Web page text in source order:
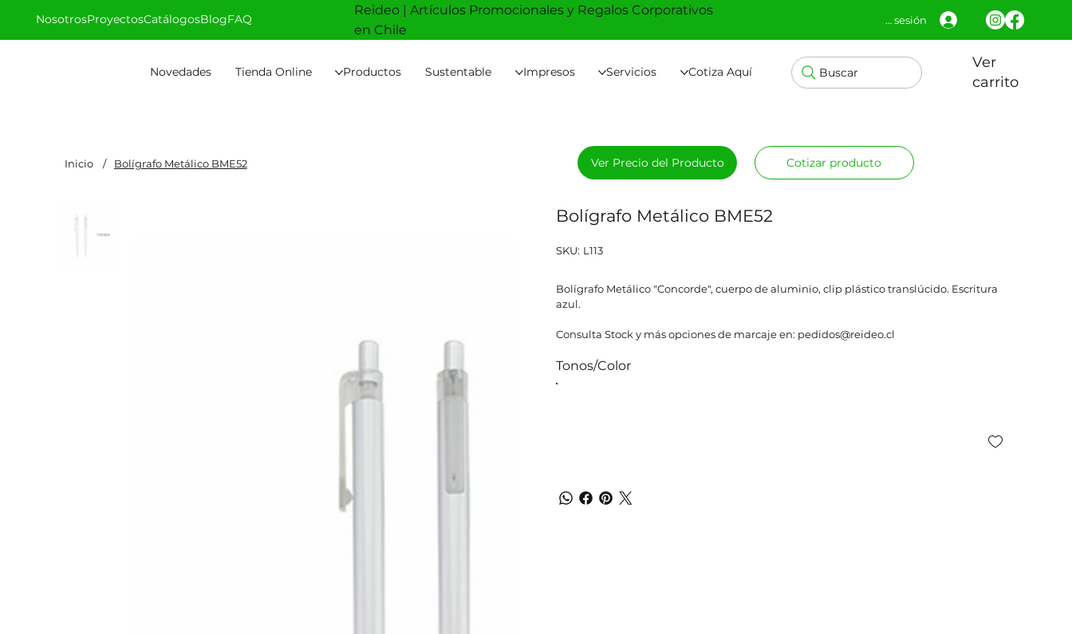
Novedades Tienda Online Productos Sustentable Impresos Servicios Cotiza Aquí Buscar
Ver
carrito
NosotrosProyectosCatálogosBlogFAQ
Reideo | Artículos Promocionales y Regalos Corporativos
en Chile
Iniciar sesión
Inicio / Bolígrafo Metálico BME52
Bolígrafo Metálico BME52
SKU: SKU
L113
L113
Bolígrafo Metálico "Concorde", cuerpo de aluminio, clip plástico translúcido. Escritura
azul.
Consulta Stock y más opciones de marcaje en: pedidos@reideo.cl
Tonos/Color
Ver Precio del Producto Cotizar producto